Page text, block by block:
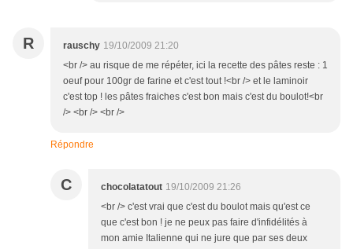
R rauschy 19/10/2009 21:20
<br /> au risque de me répéter, ici la recette des pâtes reste : 1
oeuf pour 100gr de farine et c'est tout !<br /> et le laminoir
c'est top ! les pâtes fraiches c'est bon mais c'est du boulot!<br
/> <br /> <br />
Répondre
C chocolatatout 19/10/2009 21:26
<br /> c'est vrai que c'est du boulot mais qu'est ce
que c'est bon ! je ne peux pas faire d'infidélités à
mon amie Italienne qui ne jure que par ses deux